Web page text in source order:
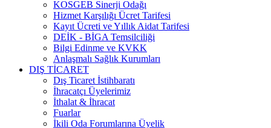
KOSGEB Sinerji Odağı
Hizmet Karşılığı Ücret Tarifesi
Kayıt Ücreti ve Yıllık Aidat Tarifesi
DEİK - BİGA Temsilciliği
Bilgi Edinme ve KVKK
Anlaşmalı Sağlık Kurumları
DIŞ TİCARET
Dış Ticaret İstihbaratı
İhracatçı Üyelerimiz
İthalat & İhracat
Fuarlar
İkili Oda Forumlarına Üyelik